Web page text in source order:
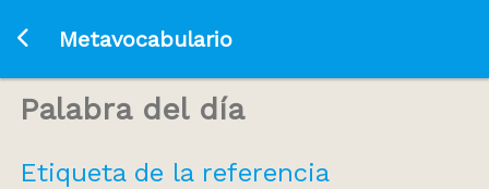
Ir a la página principal
Metavocabulario
Palabra del día
Etiqueta de la referencia